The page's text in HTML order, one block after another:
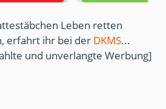
Leben retten
erfahrt ihr bei der DKMS...
und unverlangte Werbung]